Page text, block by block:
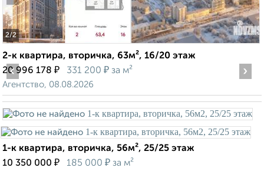
2/2
2-к квартира, вторичка, 63м², 16/20 этаж
20 996 178 ₽ 331 200 ₽ за м²
Агентство, 08.08.2026
‹ ›
1-к квартира, вторичка, 56м², 25/25 этаж
10 350 000 ₽ 185 000 ₽ за м²